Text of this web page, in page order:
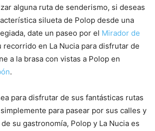
alguna ruta de senderismo, si deseas
silueta de Polop desde una
date un paseo por el Mirador de
recorrido en La Nucia para disfrutar de
a la brasa con vistas a Polop en
.
para disfrutar de sus fantásticas rutas
para pasear por sus calles y
su gastronomía, Polop y La Nucia es